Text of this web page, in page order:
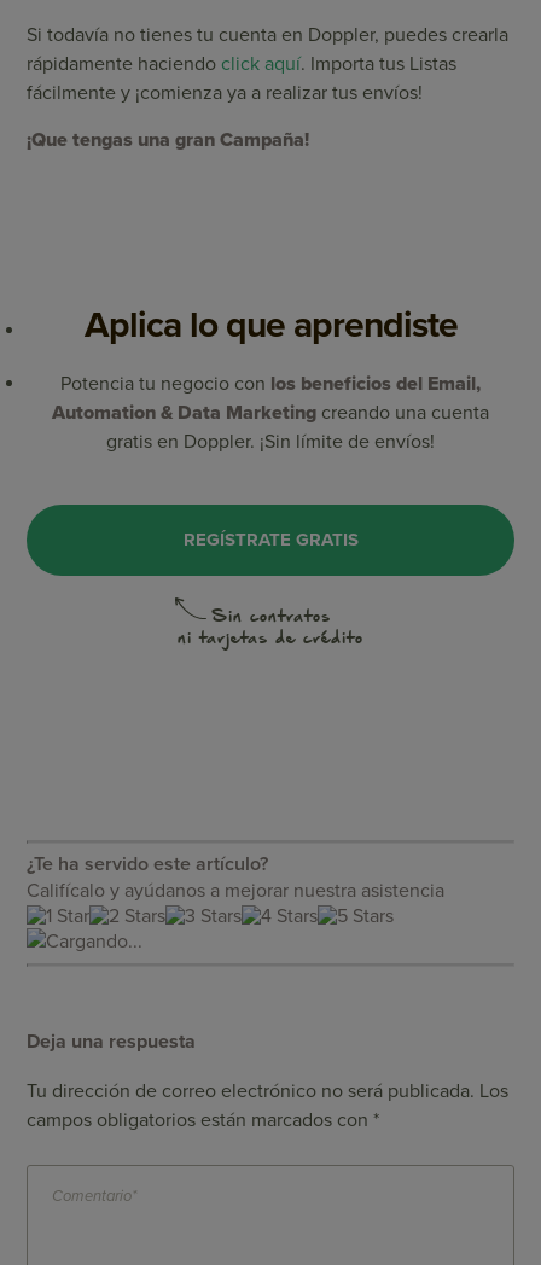
Si todavía no tienes tu cuenta en Doppler, puedes crearla
rápidamente haciendo click aquí. Importa tus Listas
fácilmente y ¡comienza ya a realizar tus envíos!
¡Que tengas una gran Campaña!
Aplica lo que aprendiste
Potencia tu negocio con los beneficios del Email,
Automation & Data Marketing creando una cuenta
gratis en Doppler. ¡Sin límite de envíos!
REGÍSTRATE GRATIS
Sin contratos
ni tarjetas de crédito
¿Te ha servido este artículo?
Califícalo y ayúdanos a mejorar nuestra asistencia
Cargando...
Deja una respuesta
Tu dirección de correo electrónico no será publicada. Los
campos obligatorios están marcados con *